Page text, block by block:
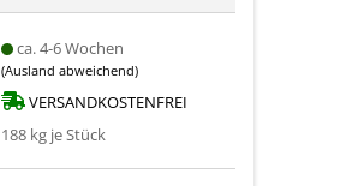
ca. 4-6 Wochen
(Ausland abweichend)
VERSANDKOSTENFREI
188 kg je Stück